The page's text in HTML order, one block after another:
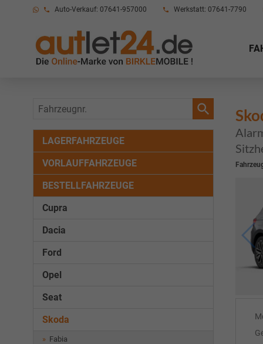
Auto-Verkauf: 07641-957000 Werkstatt: 07641-7790
Fahrzeugnr.
LAGERFAHRZEUGE
VORLAUFFAHRZEUGE
BESTELLFAHRZEUGE
Cupra
Dacia
Ford
Opel
Seat
Skoda
Fabia